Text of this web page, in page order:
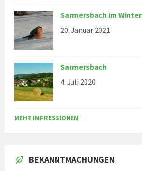
Sarmersbach im Winter
20. Januar 2021
Sarmersbach
4. Juli 2020
MEHR IMPRESSIONEN
BEKANNTMACHUNGEN